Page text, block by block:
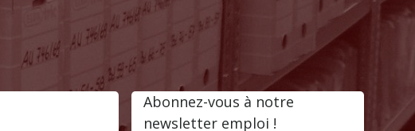
Abonnez-vous à notre
newsletter emploi !